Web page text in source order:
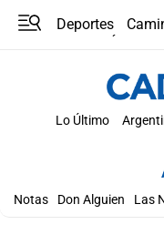
Deportes
Lo Último
Notas Don Alguien Las